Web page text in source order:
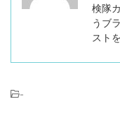
検隊
うブ
スト
-